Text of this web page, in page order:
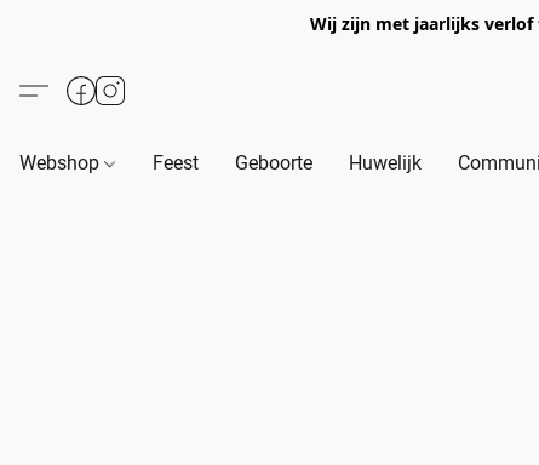
Wij zijn met jaarlijks verlof
Webshop Feest Geboorte Huwelijk